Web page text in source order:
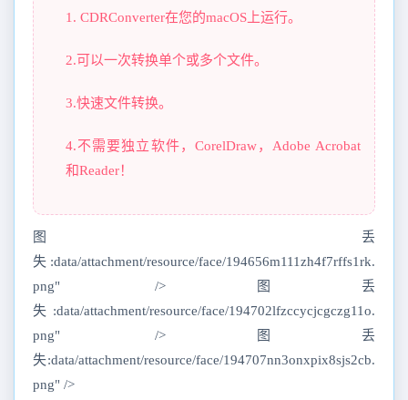
1. CDRConverter在您的macOS上运行。
2.可以一次转换单个或多个文件。
3.快速文件转换。
4.不需要独立软件，CorelDraw，Adobe Acrobat
和Reader！
图丢
失:data/attachment/resource/face/194656m111zh4f7rffs1rk.
png" />图丢
失:data/attachment/resource/face/194702lfzccycjcgczg11o.
png" />图丢
失:data/attachment/resource/face/194707nn3onxpix8sjs2cb.
png" />